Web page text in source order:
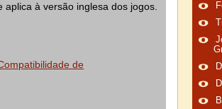
à versão inglesa dos jogos.
de